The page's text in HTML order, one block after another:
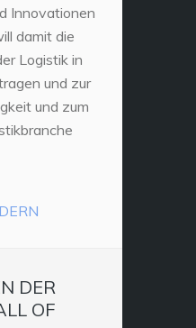
Innovationen
damit die
Logistik in
und zur
und zum
DER
OF